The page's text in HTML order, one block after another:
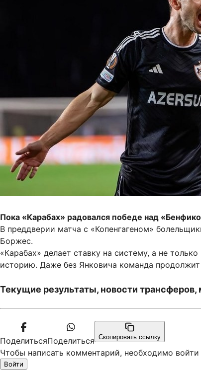
Пока «Карабах» радовался победе над
В преддверии матча с «Копенгагеном»
Боржес.
«Карабах» делает ставку на систему, а не
историю. Даже без Янковича команда
Текущие результаты, новости
ПоделитьсяПоделиться Скопировать ссылку
Чтобы написать комментарий, необходимо войти
Войти